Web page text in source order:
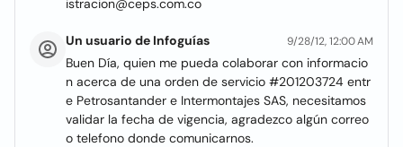
istracion@ceps.com.co
Un usuario de Infoguías 9/28/12, 12:00 AM
Buen Día, quien me pueda colaborar con informacio
n acerca de una orden de servicio #201203724 entr
e Petrosantander e Intermontajes SAS, necesitamos
validar la fecha de vigencia, agradezco algún correo
o telefono donde comunicarnos.